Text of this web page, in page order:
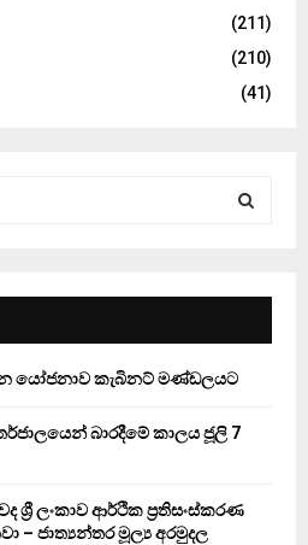
(211)
(210)
(41)
E
A
යෝජනාව කැබිනට් මණ්ඩලයට
බාරදීමේ කාලය ජූලි 7
ශ්‍රී ලංකාව ආර්ථික ප්‍රතිසංස්කරණ
– ජාත්‍යන්තර මූල්‍ය අරමුදල